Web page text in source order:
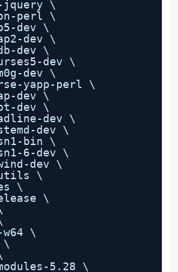
\
perl \
dev \
dev \
dev \
dev \
dev \
yapp-perl \
dev \
dev \
dev \
dev \
bin \
6-dev \
dev \
utils \
\
\
w64 \
\
5.28 \